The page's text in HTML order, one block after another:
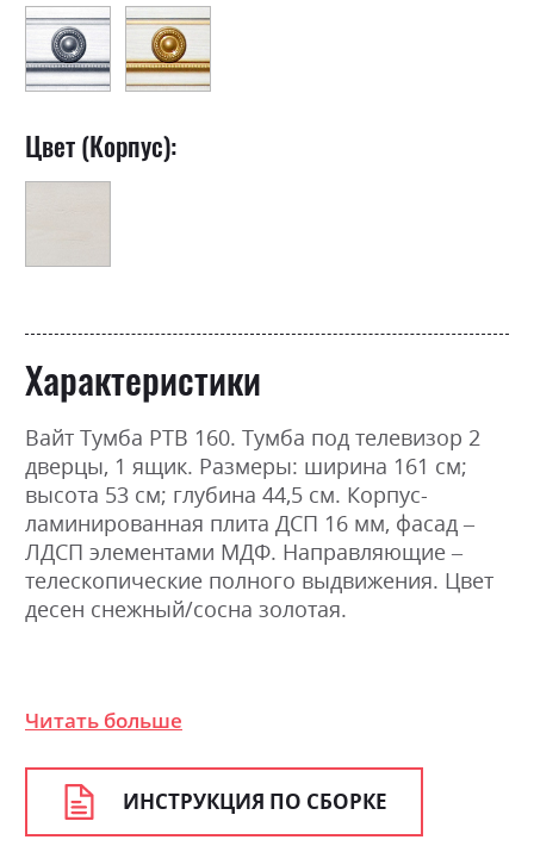
Цвет (Корпус):
Характеристики
Вайт Тумба РТВ 160. Тумба под телевизор 2
дверцы, 1 ящик. Размеры: ширина 161 см;
высота 53 см; глубина 44,5 см. Корпус-
ламинированная плита ДСП 16 мм, фасад –
ЛДСП элементами МДФ. Направляющие –
телескопические полного выдвижения. Цвет
десен снежный/сосна золотая.
Цвет (Фасад):
Цвет (Корпус):
Цвет материала
Читать больше
ИНСТРУКЦИЯ ПО СБОРКЕ